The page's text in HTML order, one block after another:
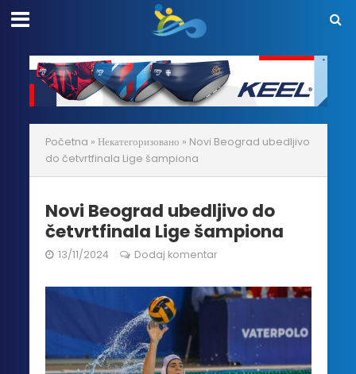
Početna » Некатегоризовано » Novi Beograd ubedljivo
do četvrtfinala Lige šampiona
Novi Beograd ubedljivo do
četvrtfinala Lige šampiona
13/11/2024 Dodaj komentar